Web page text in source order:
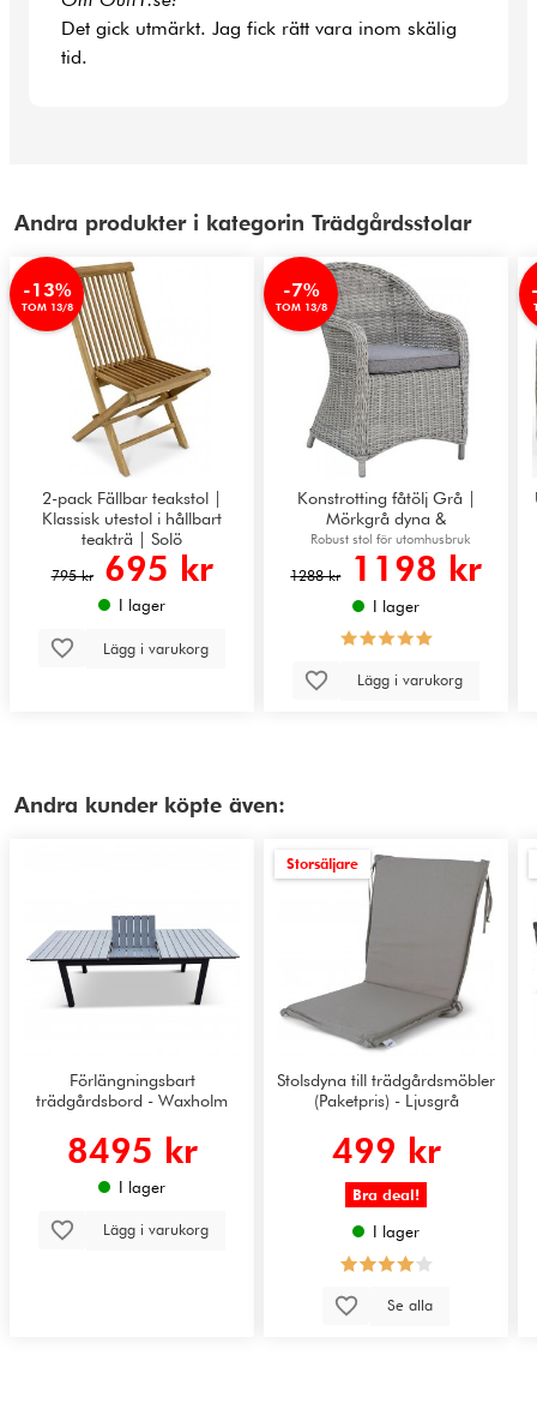
Det gick utmärkt. Jag fick rätt vara inom skälig
tid.
Andra produkter i kategorin Trädgårdsstolar
-13%
TOM 13/8
2-pack Fällbar teakstol |
Klassisk utestol i hållbart
teakträ | Solö
795 kr 695 kr
I lager
Lägg i varukorg
-7%
TOM 13/8
Konstrotting fåtölj Grå |
Mörkgrå dyna &
metallstomme | Malgovik
Robust stol för utomhusbruk
1288 kr 1198 kr
I lager
Lägg i varukorg
Andra kunder köpte även:
Förlängningsbart
trädgårdsbord - Waxholm
8495 kr
I lager
Lägg i varukorg
Storsäljare
Stolsdyna till trädgårdsmöbler
(Paketpris) - Ljusgrå
499 kr
Bra deal!
I lager
Se alla